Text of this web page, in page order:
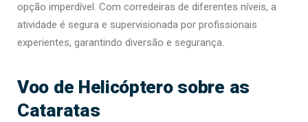
opção imperdível. Com corredeiras de diferentes níveis, a
atividade é segura e supervisionada por profissionais
experientes, garantindo diversão e segurança.
Voo de Helicóptero sobre as
Cataratas